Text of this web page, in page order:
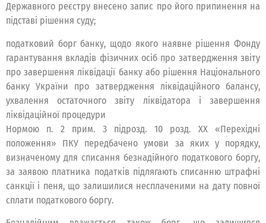
Державного реєстру внесено запис про його припинення на
підставі рішення суду;
податковий борг банку, щодо якого наявне рішення Фонду
гарантування вкладів фізичних осіб про затвердження звіту
про завершення ліквідації банку або рішення Національного
банку України про затвердження ліквідаційного балансу,
ухвалення остаточного звіту ліквідатора і завершення
ліквідаційної процедури
Нормою п. 2 прим. 3 підрозд. 10 розд. ХХ «Перехідні
положення» ПКУ передбачено умови за яких у порядку,
визначеному для списання безнадійного податкового боргу,
за заявою платника податків підлягають списанню штрафні
санкції і пеня, що залишилися несплаченими на дату повної
сплати податкового боргу.